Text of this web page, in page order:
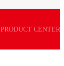
PRODUCT CENTER